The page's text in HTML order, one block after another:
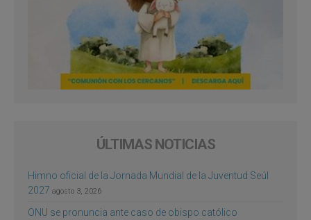
ÚLTIMAS NOTICIAS
Himno oficial de la Jornada Mundial de la Juventud Seúl
2027 agosto 3, 2026
ONU se pronuncia ante caso de obispo católico